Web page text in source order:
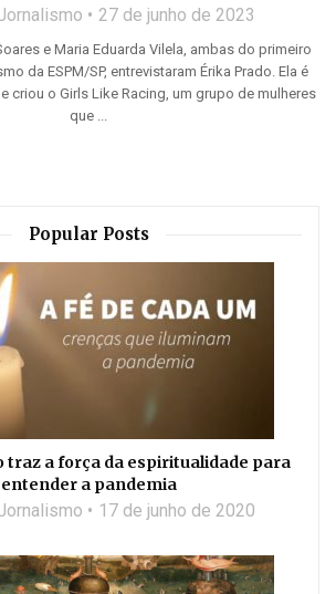
27 de junho de 2023
e Maria Eduarda Vilela, ambas do primeiro
da ESPM/SP, entrevistaram Érika Prado. Ela é
criou o Girls Like Racing, um grupo de mulheres
que ...
Popular Posts
traz a força da espiritualidade para
entender a pandemia
17 de junho de 2020